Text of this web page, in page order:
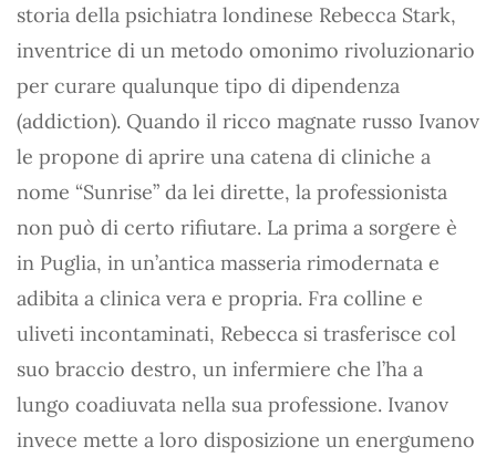
storia della psichiatra londinese Rebecca Stark,
inventrice di un metodo omonimo rivoluzionario
per curare qualunque tipo di dipendenza
(addiction). Quando il ricco magnate russo Ivanov
le propone di aprire una catena di cliniche a
nome “Sunrise” da lei dirette, la professionista
non può di certo rifiutare. La prima a sorgere è
in Puglia, in un’antica masseria rimodernata e
adibita a clinica vera e propria. Fra colline e
uliveti incontaminati, Rebecca si trasferisce col
suo braccio destro, un infermiere che l’ha a
lungo coadiuvata nella sua professione. Ivanov
invece mette a loro disposizione un energumeno